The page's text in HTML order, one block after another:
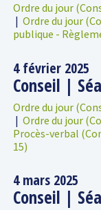
Ordre du jour
| Ordre du jour
publique -
4 février 2025
Conseil |
Ordre du jour
| Ordre du jour
Procès-verbal
15)
4 mars 2025
Conseil |